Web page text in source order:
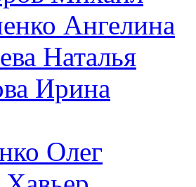
Ангелина
Наталья
Ирина
Олег